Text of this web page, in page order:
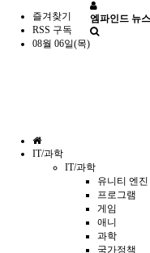
즐겨찾기
RSS 구독
08월 06일(목)
엠파인드 뉴스
홈
으
IT/과학
IT/과학
유니티 엔진
프로그램
게임
애니
과학
국가정책